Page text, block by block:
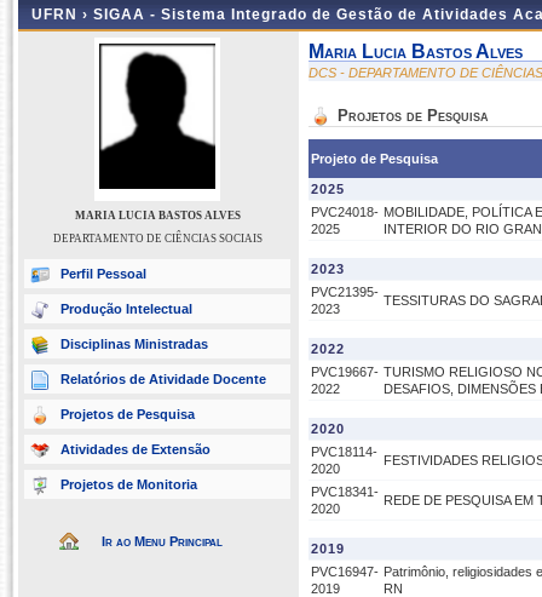
UFRN › SIGAA - Sistema Integrado de Gestão de Atividades
MARIA LUCIA BASTOS ALVES
DEPARTAMENTO DE CIÊNCIAS SOCIAIS
Perfil Pessoal
Produção Intelectual
Disciplinas Ministradas
Relatórios de Atividade Docente
Projetos de Pesquisa
Atividades de Extensão
Projetos de Monitoria
Ir ao Menu Principal
Maria Lucia Bastos Alves
DCS - DEPARTAMENTO DE
Projetos de Pesquisa
Projeto de Pesquisa
2025
PVC24018-
2025
MOBILIDADE, POLÍTICA
INTERIOR DO RIO
2023
PVC21395-
2023
TESSITURAS DO
2022
PVC19667-
2022
TURISMO RELIGIOSO
DESAFIOS, DIMENSÕES
2020
PVC18114-
2020
FESTIVIDADES
PVC18341-
2020
REDE DE PESQUISA
2019
PVC16947-
2019
Patrimônio, religiosidades
RN